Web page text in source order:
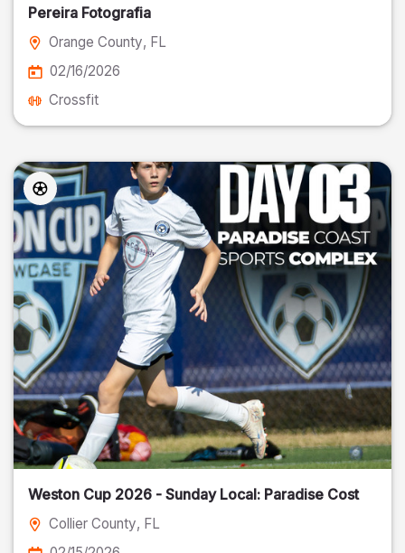
Pereira Fotografia
Orange County, FL
02/16/2026
Crossfit
Weston Cup 2026 - Sunday Local: Paradise Cost
Collier County, FL